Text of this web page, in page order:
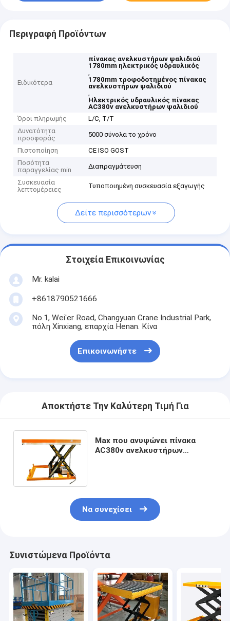
Περιγραφή Προϊόντων
Ειδικότερα
πίνακας ανελκυστήρων ψαλιδιού
1780mm ηλεκτρικός υδραυλικός
,
1780mm τροφοδοτημένος πίνακας
ανελκυστήρων ψαλιδιού
,
Ηλεκτρικός υδραυλικός πίνακας
AC380v ανελκυστήρων ψαλιδιού
Όροι πληρωμής
L/C, T/T
Δυνατότητα
προσφοράς
5000 σύνολα το χρόνο
Πιστοποίηση
CE ISO GOST
Ποσότητα
παραγγελίας min
Διαπραγμάτευση
Συσκευασία
λεπτομέρειες
Τυποποιημένη συσκευασία εξαγωγής
Δείτε περισσότερων
Στοιχεία Επικοινωνίας
Mr. kalai
+8618790521666
No.1, Wei'er Road, Changyuan Crane Industrial Park,
πόλη Xinxiang, επαρχία Henan. Κίνα
Επικοινωνήστε
Αποκτήστε Την Καλύτερη Τιμή Για
Max που ανυψώνει πίνακα
AC380v ανελκυστήρων
Να συνεχίσει
Συνιστώμενα Προϊόντα